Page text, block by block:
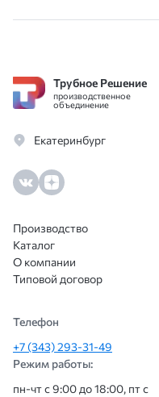
Трубное Решение
производственное
объединение
Екатеринбург
Производство
Каталог
О компании
Типовой договор
Телефон
+7 (343) 293-31-49
Режим работы:
пн-чт с 9:00 до 18:00, пт с